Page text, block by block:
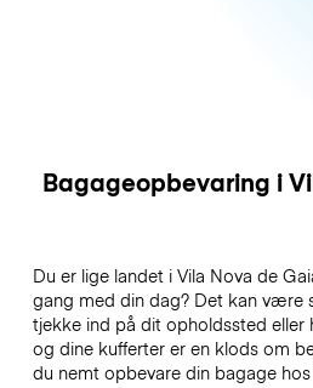
Bagageopbevaring i
Du er lige landet i Vila Nova de
gang med din dag? Det kan være
tjekke ind på dit opholdssted eller
og dine kufferter er en klods om
du nemt opbevare din bagage